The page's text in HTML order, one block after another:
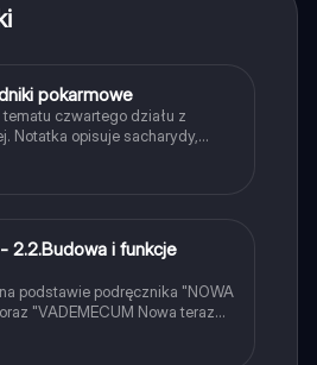
otrzymać za darmo. Dodatkowo
Premium, która pozwala
pokarmowe
czwartego działu z
Notatka opisuje sacharydy,
białka, lipidy, cholesterol.
2.2.Budowa i funkcje
podstawie podręcznika "NOWA
"VADEMECUM Nowa teraz